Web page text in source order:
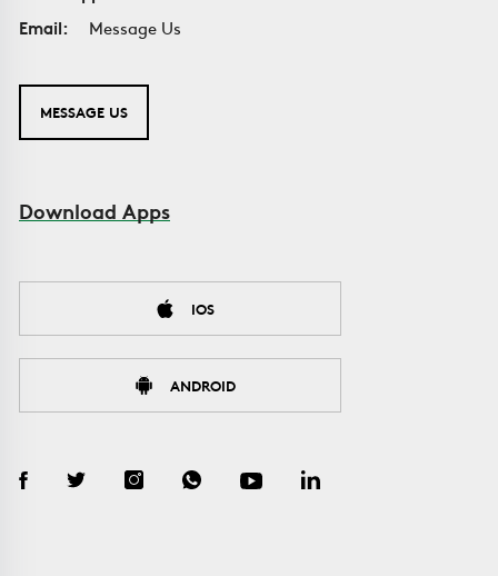
Email:
Message Us
MESSAGE US
Download Apps
IOS
ANDROID